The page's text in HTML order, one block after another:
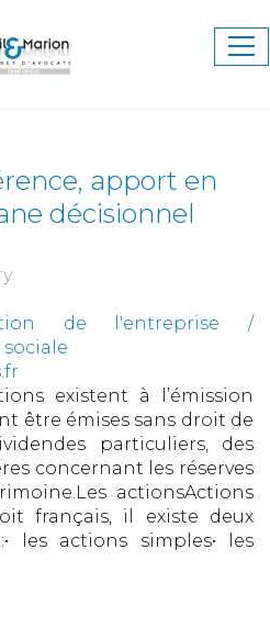
apport en
décisionnel
de l'entreprise /
existent à l’émission
être émises sans droit de
particuliers, des
concernant les réserves
actionsActions
français, il existe deux
les actions simples• les